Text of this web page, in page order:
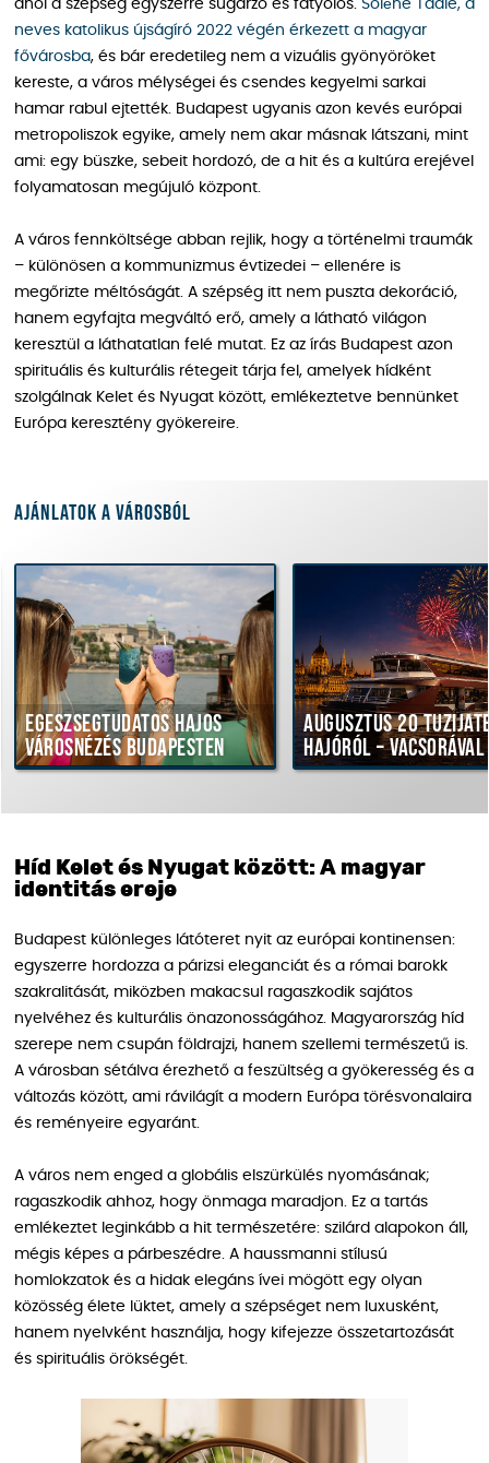
ahol a szépség egyszerre sugárzó és fátyolos. Solène Tadié, a
neves katolikus újságíró 2022 végén érkezett a magyar
fővárosba, és bár eredetileg nem a vizuális gyönyöröket
kereste, a város mélységei és csendes kegyelmi sarkai
hamar rabul ejtették. Budapest ugyanis azon kevés európai
metropoliszok egyike, amely nem akar másnak látszani, mint
ami: egy büszke, sebeit hordozó, de a hit és a kultúra erejével
folyamatosan megújuló központ.
A város fennköltsége abban rejlik, hogy a történelmi traumák
– különösen a kommunizmus évtizedei – ellenére is
megőrizte méltóságát. A szépség itt nem puszta dekoráció,
hanem egyfajta megváltó erő, amely a látható világon
keresztül a láthatatlan felé mutat. Ez az írás Budapest azon
spirituális és kulturális rétegeit tárja fel, amelyek hídként
szolgálnak Kelet és Nyugat között, emlékeztetve bennünket
Európa keresztény gyökereire.
Ajánlatok a városból
Egészségtudatos hajós
városnézés Budapesten
Augusztus 20 tűzijáték
hajóról – vacsorával
Híd Kelet és Nyugat között: A magyar
identitás ereje
Budapest különleges látóteret nyit az európai kontinensen:
egyszerre hordozza a párizsi eleganciát és a római barokk
szakralitását, miközben makacsul ragaszkodik sajátos
nyelvéhez és kulturális önazonosságához. Magyarország híd
szerepe nem csupán földrajzi, hanem szellemi természetű is.
A városban sétálva érezhető a feszültség a gyökeresség és a
változás között, ami rávilágít a modern Európa törésvonalaira
és reményeire egyaránt.
A város nem enged a globális elszürkülés nyomásának;
ragaszkodik ahhoz, hogy önmaga maradjon. Ez a tartás
emlékeztet leginkább a hit természetére: szilárd alapokon áll,
mégis képes a párbeszédre. A haussmanni stílusú
homlokzatok és a hidak elegáns ívei mögött egy olyan
közösség élete lüktet, amely a szépséget nem luxusként,
hanem nyelvként használja, hogy kifejezze összetartozását
és spirituális örökségét.